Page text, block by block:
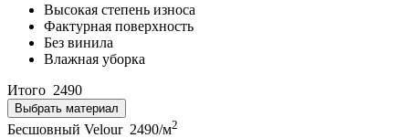
Высокая степень износа
Фактурная поверхность
Без винила
Влажная уборка
Итого 2490
Выбрать материал
Бесшовный Velour 2490/м2